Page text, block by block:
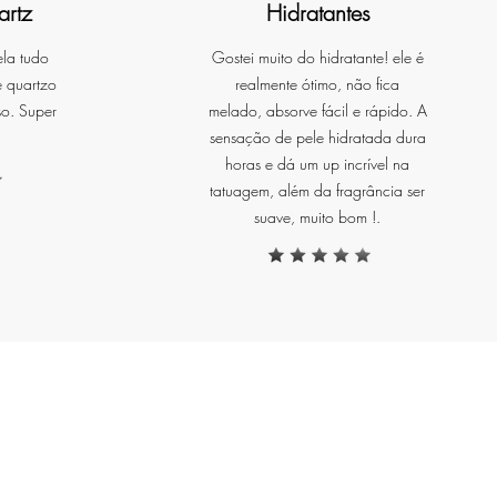
tudo
quartzo
Super
Hidratantes
Gostei muito do hidratante! ele é
realmente ótimo, não fica
melado, absorve fácil e rápido. A
sensação de pele hidratada dura
horas e dá um up incrível na
tatuagem, além da fragrância ser
suave, muito bom !.